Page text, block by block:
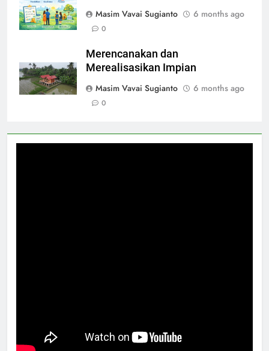
Masim Vavai Sugianto
6 months ago
0
Merencanakan dan
Merealisasikan Impian
Masim Vavai Sugianto
6 months ago
0